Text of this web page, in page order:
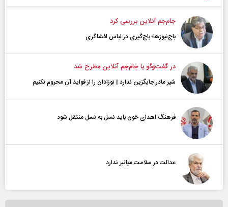
جام‌جم آنلاین بررسی کرد
باج‌نیوزها؛ باج‌گیری در لباس افشاگری
در گفت‌و‌گو با جام‌جم آنلاین مطرح شد
شیر مادر جایگزین ندارد | نوزادان را از فواید آن محروم نکنیم
فرهنگ اهدای خون باید نسل به نسل منتقل شود
عدالت در سلامت میانبر ندارد